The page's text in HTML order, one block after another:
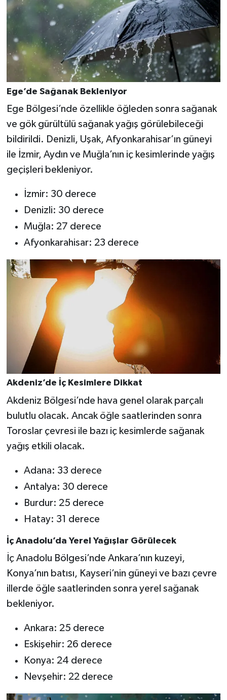
Ege’de Sağanak Bekleniyor
Ege Bölgesi’nde özellikle öğleden sonra sağanak
ve gök gürültülü sağanak yağış görülebileceği
bildirildi. Denizli, Uşak, Afyonkarahisar’ın güneyi
ile İzmir, Aydın ve Muğla’nın iç kesimlerinde yağış
geçişleri bekleniyor.
İzmir: 30 derece
Denizli: 30 derece
Muğla: 27 derece
Afyonkarahisar: 23 derece
Akdeniz’de İç Kesimlere Dikkat
Akdeniz Bölgesi’nde hava genel olarak parçalı
bulutlu olacak. Ancak öğle saatlerinden sonra
Toroslar çevresi ile bazı iç kesimlerde sağanak
yağış etkili olacak.
Adana: 33 derece
Antalya: 30 derece
Burdur: 25 derece
Hatay: 31 derece
İç Anadolu’da Yerel Yağışlar Görülecek
İç Anadolu Bölgesi’nde Ankara’nın kuzeyi,
Konya’nın batısı, Kayseri’nin güneyi ve bazı çevre
illerde öğle saatlerinden sonra yerel sağanak
bekleniyor.
Ankara: 25 derece
Eskişehir: 26 derece
Konya: 24 derece
Nevşehir: 22 derece